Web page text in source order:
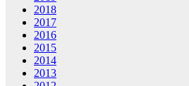
2018
2017
2016
2015
2014
2013